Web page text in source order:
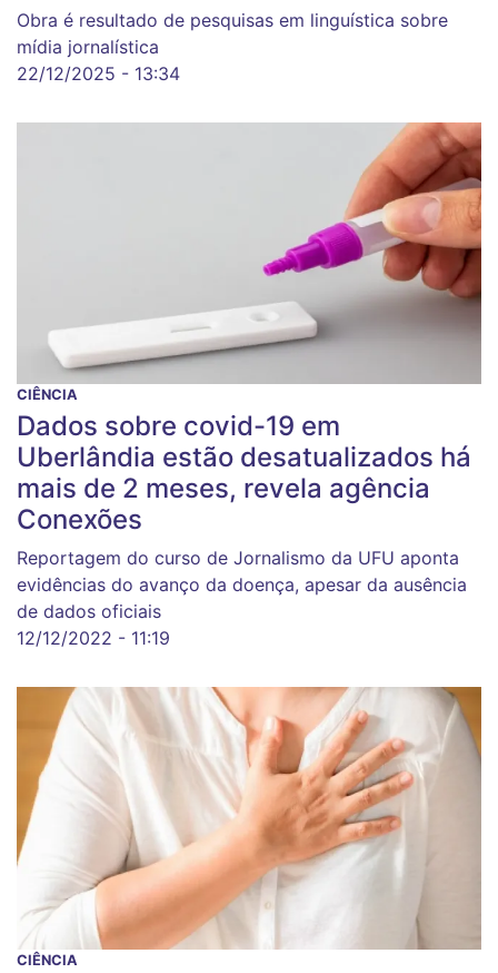
Obra é resultado de pesquisas em linguística sobre
mídia jornalística
22/12/2025 - 13:34
CIÊNCIA
Dados sobre covid-19 em
Uberlândia estão desatualizados há
mais de 2 meses, revela agência
Conexões
Reportagem do curso de Jornalismo da UFU aponta
evidências do avanço da doença, apesar da ausência
de dados oficiais
12/12/2022 - 11:19
CIÊNCIA